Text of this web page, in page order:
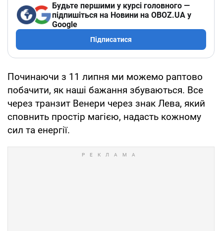
Будьте першими у курсі головного —
підпишіться на Новини на OBOZ.UA у
Google
Підписатися
Починаючи з 11 липня ми можемо раптово
побачити, як наші бажання збуваються. Все
через транзит Венери через знак Лева, який
сповнить простір магією, надасть кожному
сил та енергії.